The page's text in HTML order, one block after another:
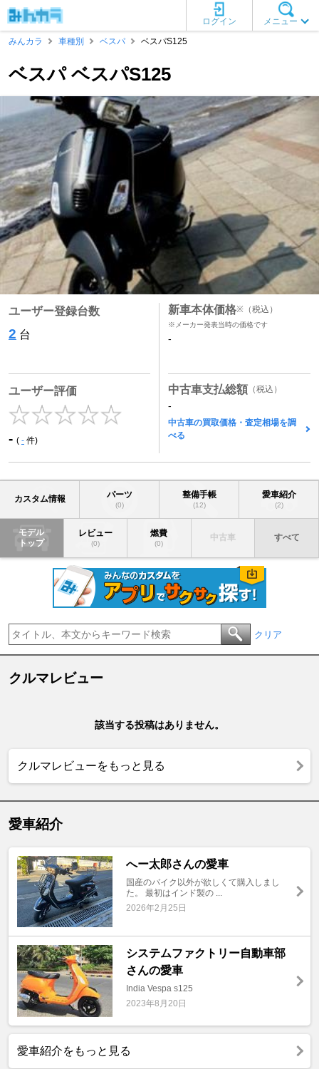
メニュー
ログイン
みんカラ
車種別 ベスパ ベスパS125
ベスパ ベスパS125
ユーザー登録台数
2 台
ユーザー評価
- ( - 件)
新車本体価格※ （税込）
※メーカー発表当時の価格です
-
中古車支払総額 （税込）
-
中古車の買取価格・査定相場を調
べる
カスタム情報 パーツ
(0)
整備手帳
(12)
愛車紹介
(2)
モデル
トップ
レビュー
(0)
燃費
(0)
中古車 すべて
クリア
クルマレビュー
該当する投稿はありません。
クルマレビューをもっと見る
愛車紹介
へー太郎さんの愛車
国産のバイク以外が欲しくて購入しまし
た。 最初はインド製の ...
2026年2月25日
システムファクトリー自動車部
さんの愛車
India Vespa s125
2023年8月20日
愛車紹介をもっと見る